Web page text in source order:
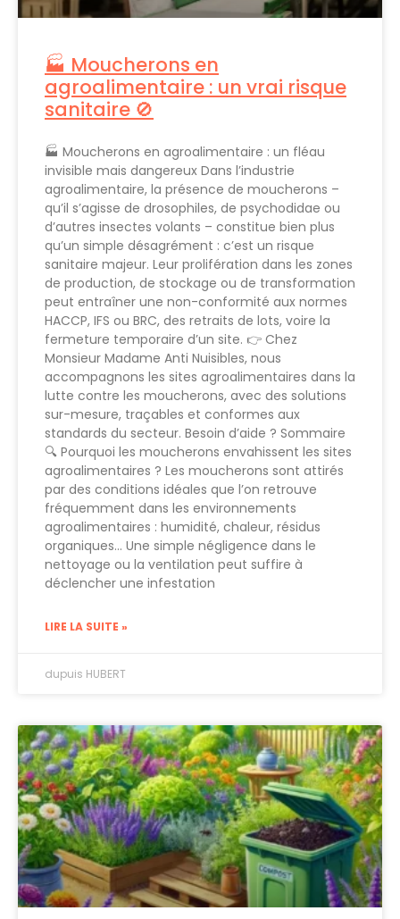
🏭 Moucherons en
agroalimentaire : un vrai risque
sanitaire 🚫
🏭 Moucherons en agroalimentaire : un fléau
invisible mais dangereux Dans l’industrie
agroalimentaire, la présence de moucherons –
qu’il s’agisse de drosophiles, de psychodidae ou
d’autres insectes volants – constitue bien plus
qu’un simple désagrément : c’est un risque
sanitaire majeur. Leur prolifération dans les zones
de production, de stockage ou de transformation
peut entraîner une non-conformité aux normes
HACCP, IFS ou BRC, des retraits de lots, voire la
fermeture temporaire d’un site. 👉 Chez
Monsieur Madame Anti Nuisibles, nous
accompagnons les sites agroalimentaires dans la
lutte contre les moucherons, avec des solutions
sur-mesure, traçables et conformes aux
standards du secteur. Besoin d’aide ? Sommaire
🔍 Pourquoi les moucherons envahissent les sites
agroalimentaires ? Les moucherons sont attirés
par des conditions idéales que l’on retrouve
fréquemment dans les environnements
agroalimentaires : humidité, chaleur, résidus
organiques… Une simple négligence dans le
nettoyage ou la ventilation peut suffire à
déclencher une infestation
LIRE LA SUITE »
dupuis HUBERT